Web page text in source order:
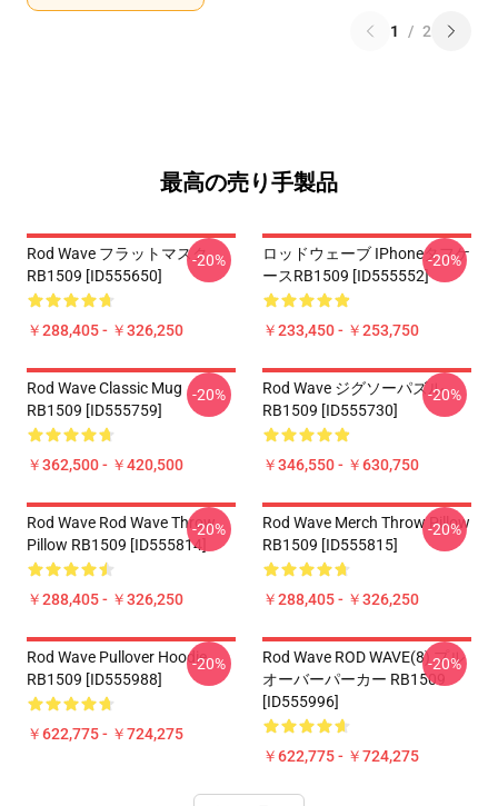
1 / 2
最高の売り手製品
Rod Wave フラットマスク
RB1509 [ID555650]
￥288,405 - ￥326,250
-20%
ロッドウェーブ IPhoneタフケ
ースRB1509 [ID555552]
￥233,450 - ￥253,750
-20%
Rod Wave Classic Mug
RB1509 [ID555759]
￥362,500 - ￥420,500
-20%
Rod Wave ジグソーパズル
RB1509 [ID555730]
￥346,550 - ￥630,750
-20%
Rod Wave Rod Wave Throw
Pillow RB1509 [ID555814]
￥288,405 - ￥326,250
-20%
Rod Wave Merch Throw Pillow
RB1509 [ID555815]
￥288,405 - ￥326,250
-20%
Rod Wave Pullover Hoodie
RB1509 [ID555988]
￥622,775 - ￥724,275
-20%
Rod Wave ROD WAVE(8) プル
オーバーパーカー RB1509
[ID555996]
￥622,775 - ￥724,275
-20%